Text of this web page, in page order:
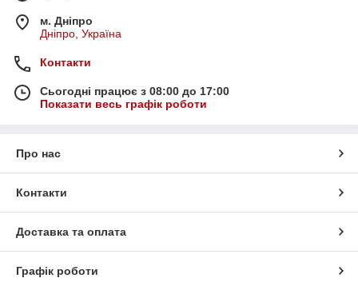
м. Дніпро
Дніпро, Україна
Контакти
Сьогодні працює з 08:00 до 17:00
Показати весь графік роботи
Про нас
Контакти
Доставка та оплата
Графік роботи